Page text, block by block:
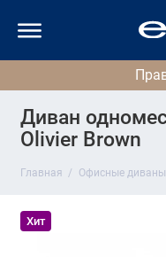
Диван
Olivier Brown
Главная Офисные диваны
Хит